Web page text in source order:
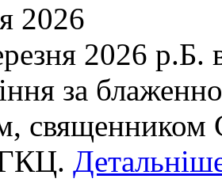
2026
2026 р.Б.
за
священником